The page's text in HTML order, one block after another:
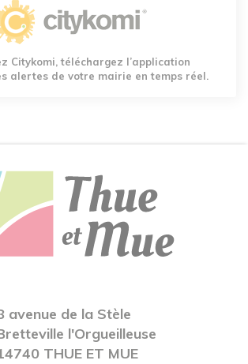
Citykomi, téléchargez l’application
alertes de votre mairie en temps réel.
avenue de la Stèle
l'Orgueilleuse
THUE ET MUE